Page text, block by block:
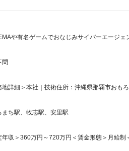
や有名ゲームでおなじみサイバーエージ
問
地詳細＞本社｜技術住所：沖縄県那覇市おも
まち駅、牧志駅、安里駅
年収＞360万円～720万円＜賃金形態＞月給